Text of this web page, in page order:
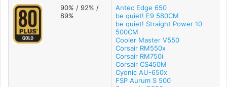
90% / 92% /
89%
Antec Edge 650
be quiet! E9 580CM
be quiet! Straight Power 10
500CM
Cooler Master V550
Corsair RM550x
Corsair RM750i
Corsair CS450M
Cyonic AU-650x
FSP Aurum S 500